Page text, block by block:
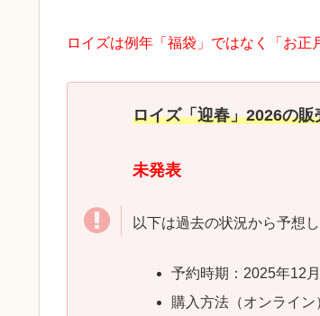
ロイズは例年「福袋」ではなく「お
ロイズ「迎春」2026の販
未発表
以下は過去の状況から予想し
予約時期：2025年12
購入方法（オンライン